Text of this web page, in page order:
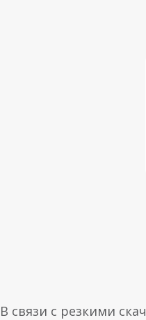
В связи с резкими